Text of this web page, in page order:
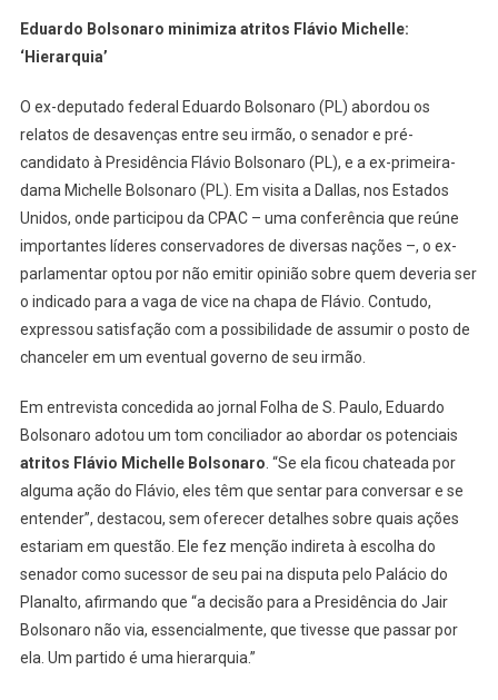
Eduardo Bolsonaro minimiza atritos Flávio Michelle:
‘Hierarquia’
O ex-deputado federal Eduardo Bolsonaro (PL) abordou os
relatos de desavenças entre seu irmão, o senador e pré-
candidato à Presidência Flávio Bolsonaro (PL), e a ex-primeira-
dama Michelle Bolsonaro (PL). Em visita a Dallas, nos Estados
Unidos, onde participou da CPAC – uma conferência que reúne
importantes líderes conservadores de diversas nações –, o ex-
parlamentar optou por não emitir opinião sobre quem deveria ser
o indicado para a vaga de vice na chapa de Flávio. Contudo,
expressou satisfação com a possibilidade de assumir o posto de
chanceler em um eventual governo de seu irmão.
Em entrevista concedida ao jornal Folha de S. Paulo, Eduardo
Bolsonaro adotou um tom conciliador ao abordar os potenciais
atritos Flávio Michelle Bolsonaro . “Se ela ficou chateada por
alguma ação do Flávio, eles têm que sentar para conversar e se
entender”, destacou, sem oferecer detalhes sobre quais ações
estariam em questão. Ele fez menção indireta à escolha do
senador como sucessor de seu pai na disputa pelo Palácio do
Planalto, afirmando que “a decisão para a Presidência do Jair
Bolsonaro não via, essencialmente, que tivesse que passar por
ela. Um partido é uma hierarquia.”